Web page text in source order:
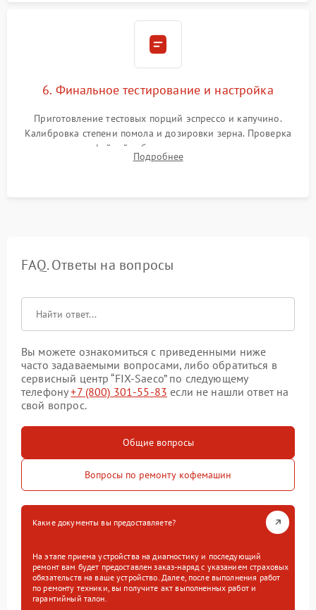
6. Финальное тестирование и настройка
Приготовление тестовых порций эспрессо и капучино.
Калибровка степени помола и дозировки зерна. Проверка
плотности кофейной таблетки, температуры напитка и
качества молочной пены. Контроль отсутствия посторонних
Подробнее
FAQ. Ответы на вопросы
Вы можете ознакомиться с приведенными ниже
часто задаваемыми вопросами, либо обратиться в
сервисный центр “FIX-Saeco” по следующему
телефону+7 (800) 301-55-83 если не нашли ответ на
свой вопрос.
Общие вопросы
Вопросы по ремонту кофемашин
Какие документы вы предоставляете?
На этапе приема устройства на диагностику и последующий
ремонт вам будет предоставлен заказ-наряд с указанием страховых
обязательств на ваше устройство. Далее, после выполнения работ
по ремонту техники, вы получите акт выполненных работ и
гарантийный талон.